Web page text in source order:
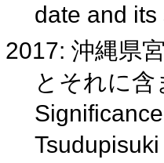
date and
2017: 沖縄県
とそれに